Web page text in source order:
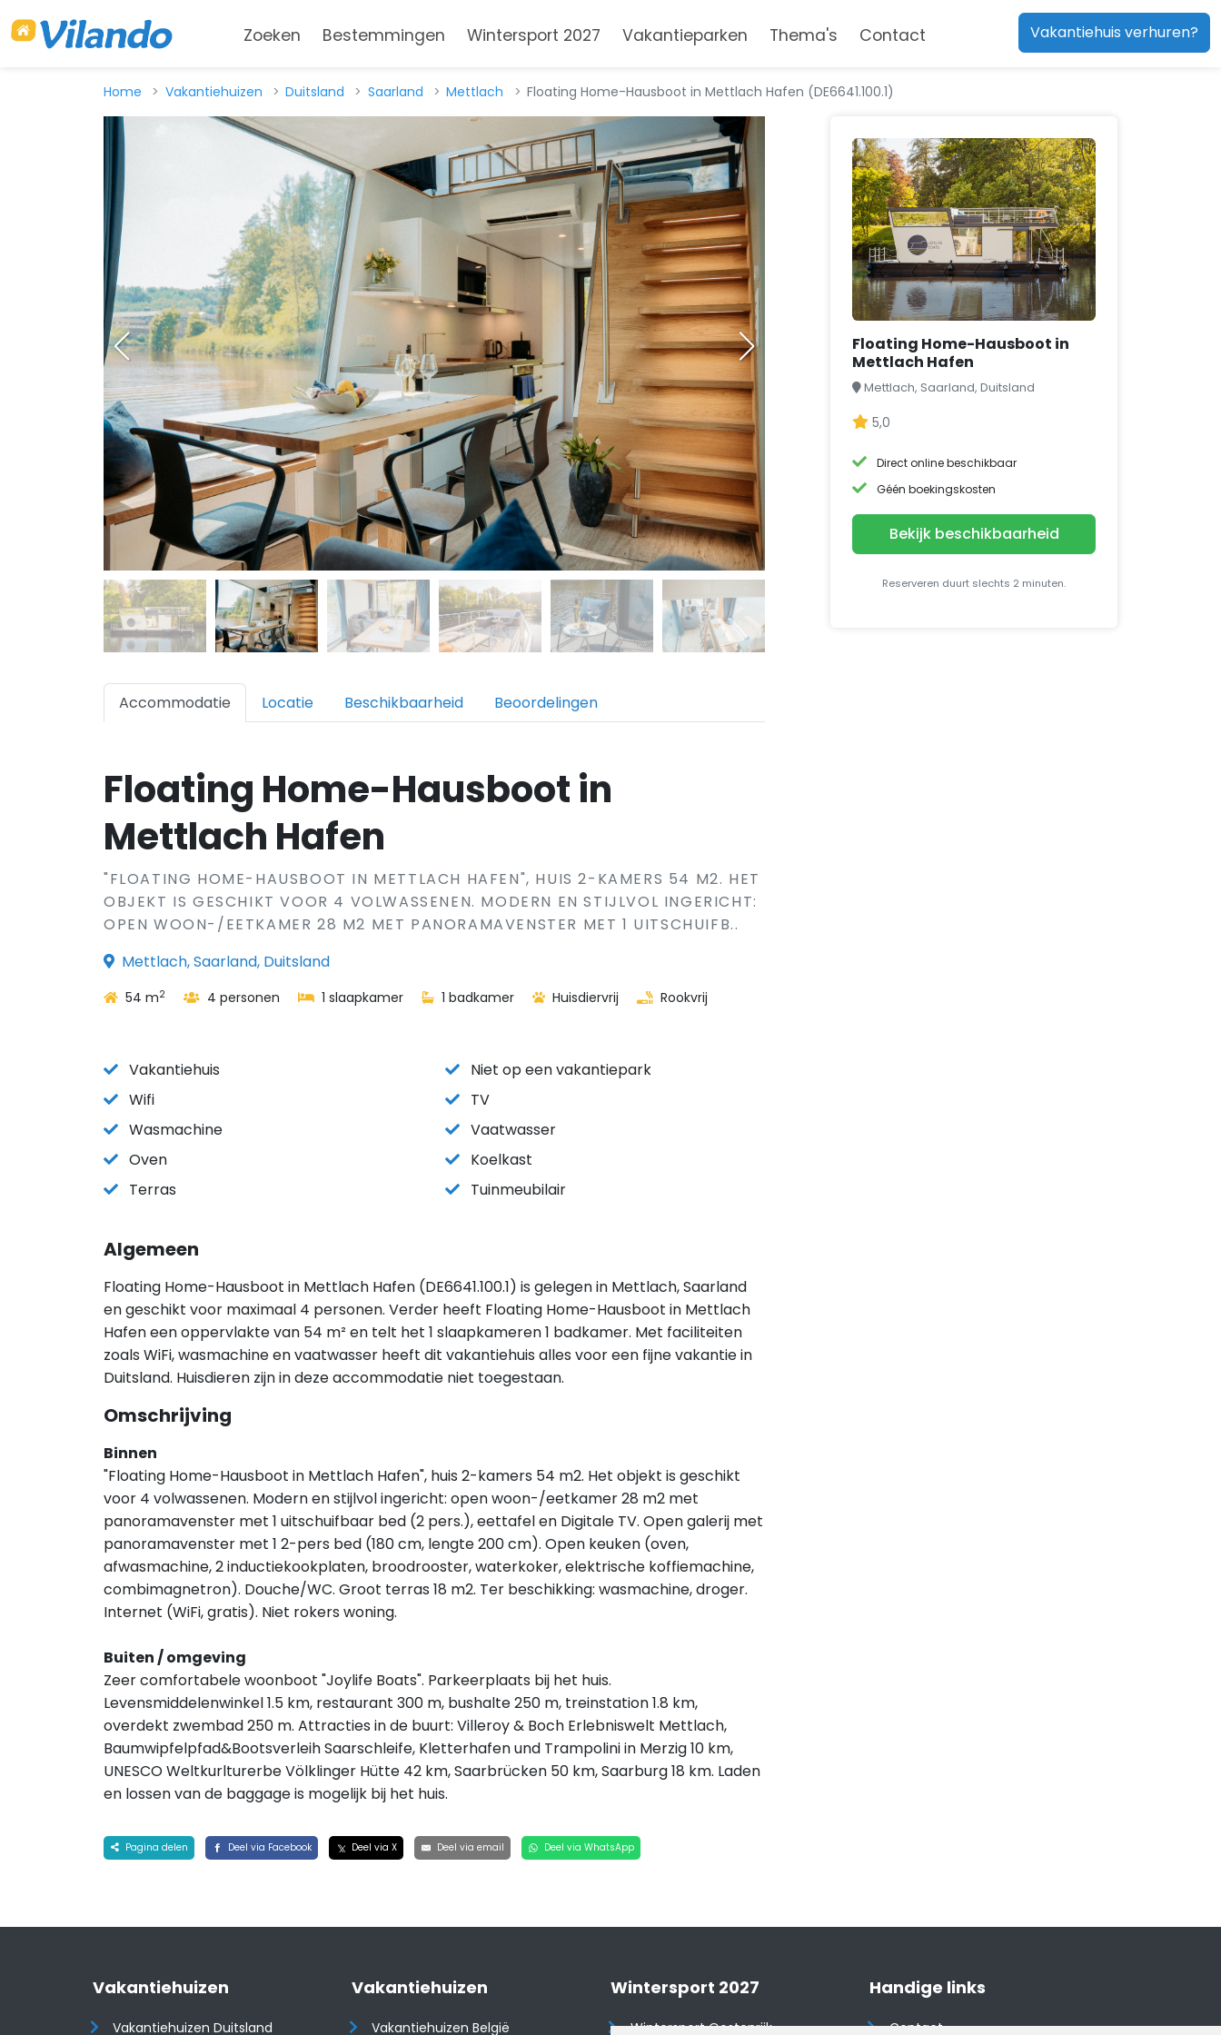
Zoeken Bestemmingen Wintersport 2027 Vakantieparken Thema's Contact Vakantiehuis verhuren?
Home Vakantiehuizen Duitsland Saarland Mettlach Floating Home-Hausboot in Mettlach Hafen (DE6641.100.1)
Accommodatie Locatie Beschikbaarheid Beoordelingen
Floating Home-Hausboot in
Mettlach Hafen
"FLOATING HOME-HAUSBOOT IN METTLACH HAFEN", HUIS 2-KAMERS 54 M2. HET
OBJEKT IS GESCHIKT VOOR 4 VOLWASSENEN. MODERN EN STIJLVOL INGERICHT:
OPEN WOON-/EETKAMER 28 M2 MET PANORAMAVENSTER MET 1 UITSCHUIFB..
Mettlach, Saarland, Duitsland
54 m2 4 personen 1 slaapkamer 1 badkamer Huisdiervrij Rookvrij
Vakantiehuis
Niet op een vakantiepark
Wifi
TV
Wasmachine
Vaatwasser
Oven
Koelkast
Terras
Tuinmeubilair
Algemeen
Floating Home-Hausboot in Mettlach Hafen (DE6641.100.1) is gelegen in Mettlach, Saarland
en geschikt voor maximaal 4 personen. Verder heeft Floating Home-Hausboot in Mettlach
Hafen een oppervlakte van 54 m² en telt het 1 slaapkameren 1 badkamer. Met faciliteiten
zoals WiFi, wasmachine en vaatwasser heeft dit vakantiehuis alles voor een fijne vakantie in
Duitsland. Huisdieren zijn in deze accommodatie niet toegestaan.
Omschrijving
Binnen
"Floating Home-Hausboot in Mettlach Hafen", huis 2-kamers 54 m2. Het objekt is geschikt
voor 4 volwassenen. Modern en stijlvol ingericht: open woon-/eetkamer 28 m2 met
panoramavenster met 1 uitschuifbaar bed (2 pers.), eettafel en Digitale TV. Open galerij met
panoramavenster met 1 2-pers bed (180 cm, lengte 200 cm). Open keuken (oven,
afwasmachine, 2 inductiekookplaten, broodrooster, waterkoker, elektrische koffiemachine,
combimagnetron). Douche/WC. Groot terras 18 m2. Ter beschikking: wasmachine, droger.
Internet (WiFi, gratis). Niet rokers woning.
Buiten / omgeving
Zeer comfortabele woonboot "Joylife Boats". Parkeerplaats bij het huis.
Levensmiddelenwinkel 1.5 km, restaurant 300 m, bushalte 250 m, treinstation 1.8 km,
overdekt zwembad 250 m. Attracties in de buurt: Villeroy & Boch Erlebniswelt Mettlach,
Baumwipfelpfad&Bootsverleih Saarschleife, Kletterhafen und Trampolini in Merzig 10 km,
UNESCO Weltkurlturerbe Völklinger Hütte 42 km, Saarbrücken 50 km, Saarburg 18 km. Laden
en lossen van de baggage is mogelijk bij het huis.
Pagina delen Deel via Facebook Deel via X Deel via email Deel via WhatsApp
Floating Home-Hausboot in
Mettlach Hafen
Mettlach, Saarland, Duitsland
5,0
Direct online beschikbaar
Géén boekingskosten
Bekijk beschikbaarheid
Reserveren duurt slechts 2 minuten.
Vakantiehuizen
Vakantiehuizen Duitsland
Vakantiehuizen
Vakantiehuizen België
Wintersport 2027
Wintersport Oostenrijk
Handige links
Contact